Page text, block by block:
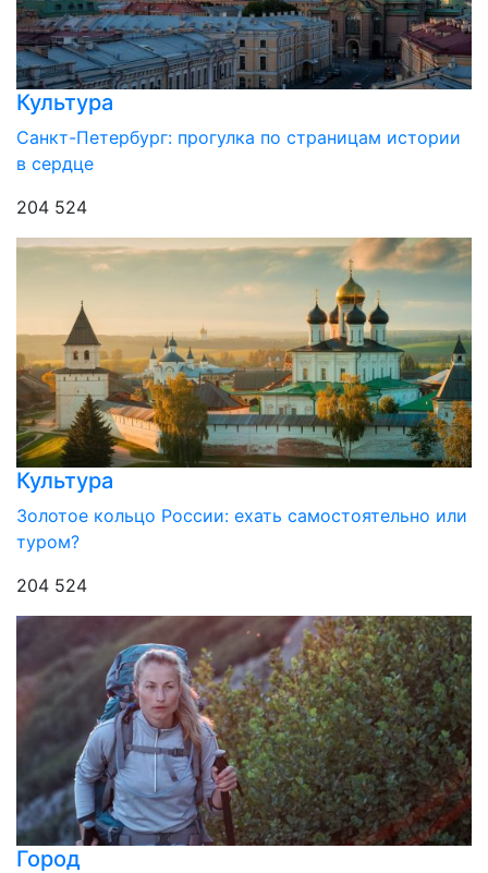
Культура
Санкт-Петербург: прогулка по страницам истории
в сердце
204 524
Культура
Золотое кольцо России: ехать самостоятельно или
туром?
204 524
Город